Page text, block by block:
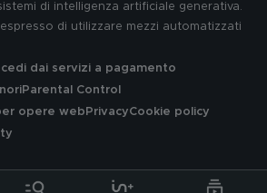
di intelligenza artificiale generativa.
di utilizzare mezzi automatizzati
dai servizi a pagamento
Parental Control
opere web PrivacyCookie policy